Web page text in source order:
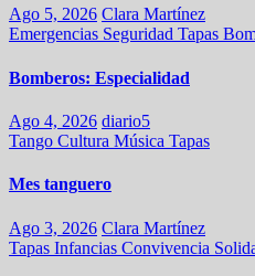
Ago 5, 2026 Clara Martínez
Emergencias Seguridad Tapas
Bomberos: Especialidad
Ago 4, 2026 diario5
Tango Cultura Música Tapas
Mes tanguero
Ago 3, 2026 Clara Martínez
Tapas Infancias Convivencia